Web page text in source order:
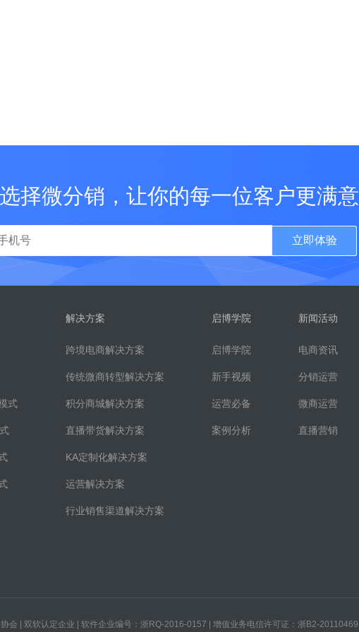
择微分销，让你的每一位客户更满意
立即体验
式
解决方案
跨境电商解决方案
传统微商转型解决方案
积分商城解决方案
直播带货解决方案
KA定制化解决方案
运营解决方案
行业销售渠道解决方案
启博学院
启博学院
新手视频
运营必备
案例分析
新闻活动
电商资讯
分销运营
微商运营
直播营销
会 | 双软认定企业 | 软件企业编号：浙RQ-2016-0157 | 增值业务电信许可证：浙B2-20110469